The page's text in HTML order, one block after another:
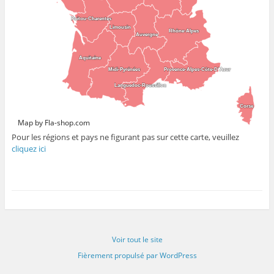
Aquitaine
Aquitaine
Auvergne
Auvergne
Corse
Corse
Languedoc-Roussillon
Languedoc-Roussillon
Limousin
Limousin
Midi-Pyrénées
Midi-Pyrénées
Poitou-Charentes
Poitou-Charentes
Provence-Alpes-Côte-D´Azur
Provence-Alpes-Côte-D´Azur
Rhône-Alpes
Rhône-Alpes
Map by Fla-shop.com
Pour les régions et pays ne figurant pas sur cette carte, veuillez
cliquez ici
Voir tout le site
Fièrement propulsé par WordPress